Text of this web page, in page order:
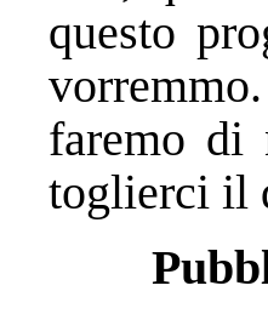
questo
faremo di
toglierci il